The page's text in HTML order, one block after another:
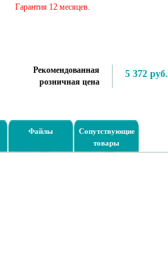
Гарантия 12 месяцев.
Рекомендованная
розничная цена
5 372 руб.
Файлы
Сопутствующие
товары